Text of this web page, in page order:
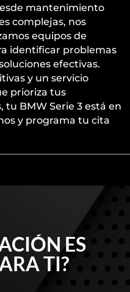
mantenimiento
complejas, nos
equipos de
identificar problemas
efectivas.
y un servicio
prioriza tus
tu BMW Serie 3 está en
y programa tu cita
ES
TI?